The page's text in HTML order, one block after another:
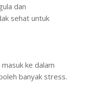
dan
sehat untuk
ke dalam
banyak stress.